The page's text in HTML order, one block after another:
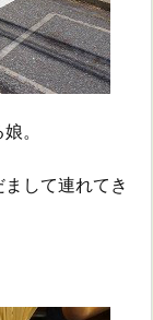
。
して連れてき